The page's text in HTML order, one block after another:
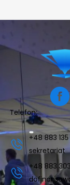
Telefon:
+48 883
sekretariat
+48 883